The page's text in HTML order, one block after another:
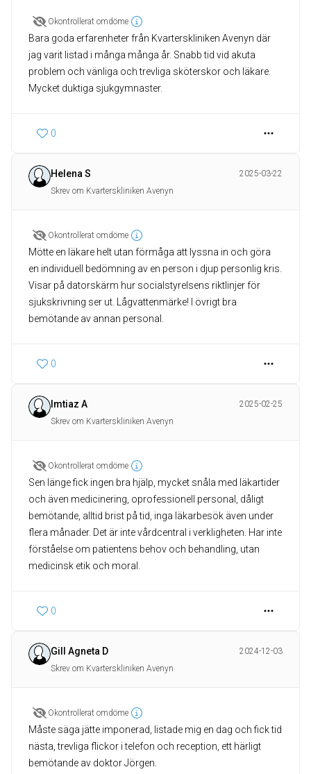
Okontrollerat omdöme
Bara goda erfarenheter från Kvarterskliniken Avenyn där
jag varit listad i många många år. Snabb tid vid akuta
problem och vänliga och trevliga sköterskor och läkare.
Mycket duktiga sjukgymnaster.
0
Helena S
2025-03-22
Skrev om Kvarterskliniken Avenyn
Okontrollerat omdöme
Mötte en läkare helt utan förmåga att lyssna in och göra
en individuell bedömning av en person i djup personlig kris.
Visar på datorskärm hur socialstyrelsens riktlinjer för
sjukskrivning ser ut. Lågvattenmärke! I övrigt bra
bemötande av annan personal.
0
Imtiaz A
2025-02-25
Skrev om Kvarterskliniken Avenyn
Okontrollerat omdöme
Sen länge fick ingen bra hjälp, mycket snåla med läkartider
och även medicinering, oprofessionell personal, dåligt
bemötande, alltid brist på tid, inga läkarbesök även under
flera månader. Det är inte vårdcentral i verkligheten. Har inte
förståelse om patientens behov och behandling, utan
medicinsk etik och moral.
0
Gill Agneta D
2024-12-03
Skrev om Kvarterskliniken Avenyn
Okontrollerat omdöme
Måste säga jätte imponerad, listade mig en dag och fick tid
nästa, trevliga flickor i telefon och reception, ett härligt
bemötande av doktor Jörgen.